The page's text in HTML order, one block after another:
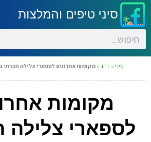
סיני טיפים והמלצות
סיני » דהב » מקומות אחרונים לספארי צלילה
מקומות
לספארי צלילה